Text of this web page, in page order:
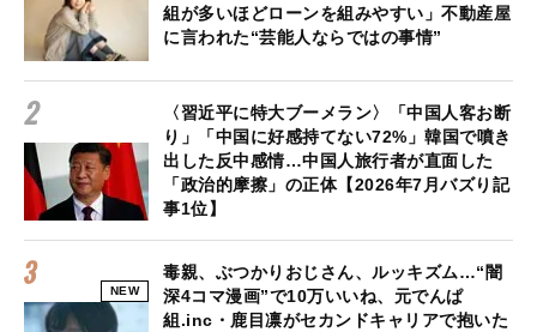
組が多いほどローンを組みやすい」不動産屋
に言われた“芸能人ならではの事情”
〈習近平に特大ブーメラン〉「中国人客お断
り」「中国に好感持てない72%」韓国で噴き
出した反中感情…中国人旅行者が直面した
「政治的摩擦」の正体【2026年7月バズり記
事1位】
NEW
毒親、ぶつかりおじさん、ルッキズム…“闇
深4コマ漫画”で10万いいね、元でんぱ
組.inc・鹿目凛がセカンドキャリアで抱いた